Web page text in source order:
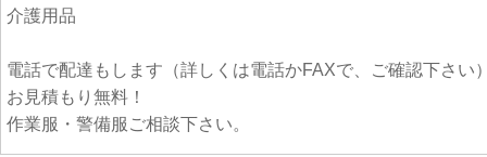
介護用品
電話で配達もします（詳しくは電話かFAXで、ご確認下さい
お見積もり無料！
作業服・警備服ご相談下さい。